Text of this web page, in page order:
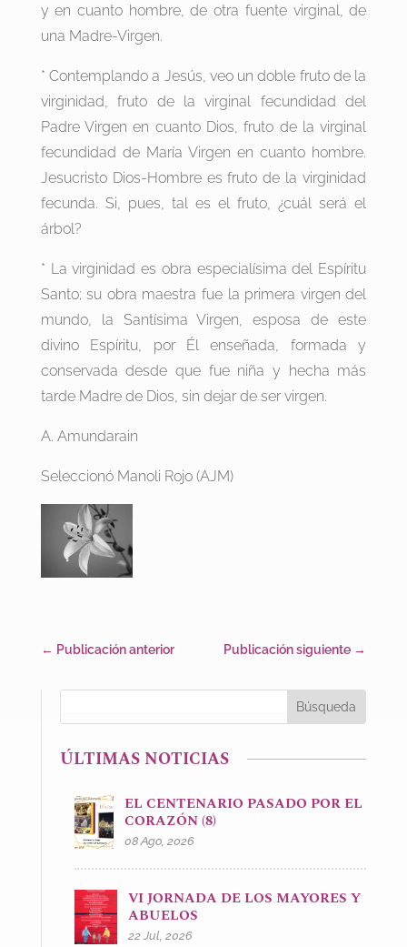
y en cuanto hombre, de otra fuente virginal, de
una Madre-Virgen.
* Contemplando a Jesús, veo un doble fruto de la
virginidad, fruto de la virginal fecundidad del
Padre Virgen en cuanto Dios, fruto de la virginal
fecundidad de María Virgen en cuanto hombre.
Jesucristo Dios-Hombre es fruto de la virginidad
fecunda. Si, pues, tal es el fruto, ¿cuál será el
árbol?
* La virginidad es obra especialísima del Espíritu
Santo; su obra maestra fue la primera virgen del
mundo, la Santísima Virgen, esposa de este
divino Espíritu, por Él enseñada, formada y
conservada desde que fue niña y hecha más
tarde Madre de Dios, sin dejar de ser virgen.
A. Amundarain
Seleccionó Manoli Rojo (AJM)
← Publicación anterior Publicación siguiente →
ÚLTIMAS NOTICIAS
EL CENTENARIO PASADO POR EL
CORAZÓN (8)
08 Ago, 2026
VI JORNADA DE LOS MAYORES Y
ABUELOS
22 Jul, 2026